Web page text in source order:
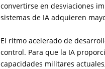
convertirse en desviaciones
sistemas de IA adquieren
El ritmo acelerado de
control. Para que la IA
capacidades militares